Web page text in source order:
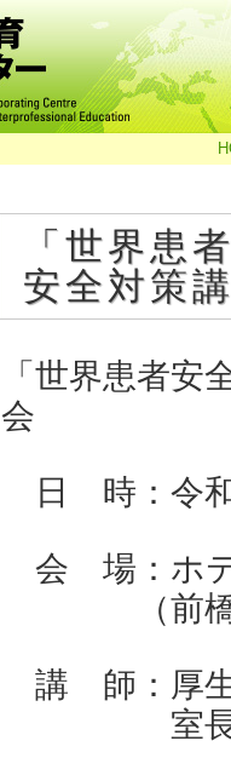
「世界患
安全対策
「世界患者安
会
日 時：令和
会 場：ホ
（前橋市
講 師：厚生
室長 諸